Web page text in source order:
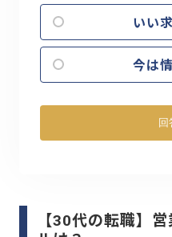
いい
今は
回
【30代の転職】